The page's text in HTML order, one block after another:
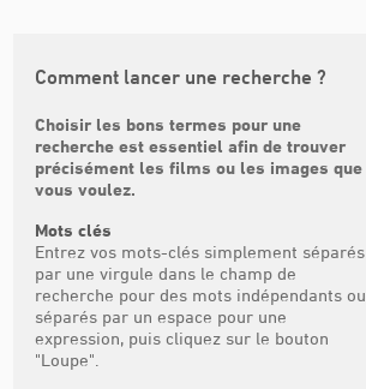
Comment lancer une recherche ?
Choisir les bons termes pour une
recherche est essentiel afin de trouver
précisément les films ou les images que
vous voulez.
Mots clés
Entrez vos mots-clés simplement séparés
par une virgule dans le champ de
recherche pour des mots indépendants ou
séparés par un espace pour une
expression, puis cliquez sur le bouton
"Loupe".